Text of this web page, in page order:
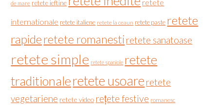
de mare retete ieftine retete
internationale retete italiene retete la ceaun retete paste retete
rapideretete romanesti retete sanatoase
retete simple retete spaniole retete
traditionaleretete usoare retete
vegetariene retete video rețete festive romanesc